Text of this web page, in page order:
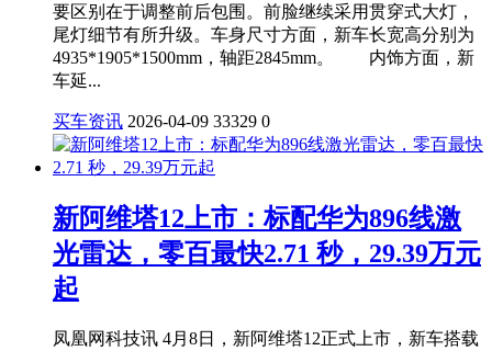
要区别在于调整前后包围。前脸继续采用贯穿式大灯，
尾灯细节有所升级。车身尺寸方面，新车长宽高分别为
4935*1905*1500mm，轴距2845mm。 内饰方面，新
车延...
买车资讯 2026-04-09 33329 0
新阿维塔12上市：标配华为896线激
光雷达，零百最快2.71 秒，29.39万元
起
凤凰网科技讯 4月8日，新阿维塔12正式上市，新车搭载